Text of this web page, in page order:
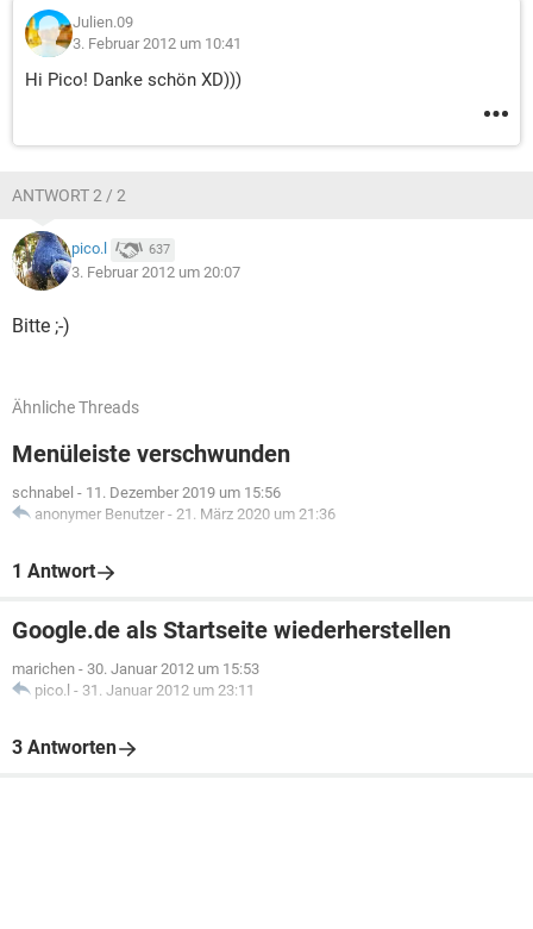
Julien.09
3. Februar 2012 um 10:41
Hi Pico! Danke schön XD)))
ANTWORT 2 / 2
pico.l 637
3. Februar 2012 um 20:07
Bitte ;-)
Ähnliche Threads
Menüleiste verschwunden
schnabel - 11. Dezember 2019 um 15:56
anonymer Benutzer - 21. März 2020 um 21:36
1 Antwort
Google.de als Startseite wiederherstellen
marichen - 30. Januar 2012 um 15:53
pico.l - 31. Januar 2012 um 23:11
3 Antworten